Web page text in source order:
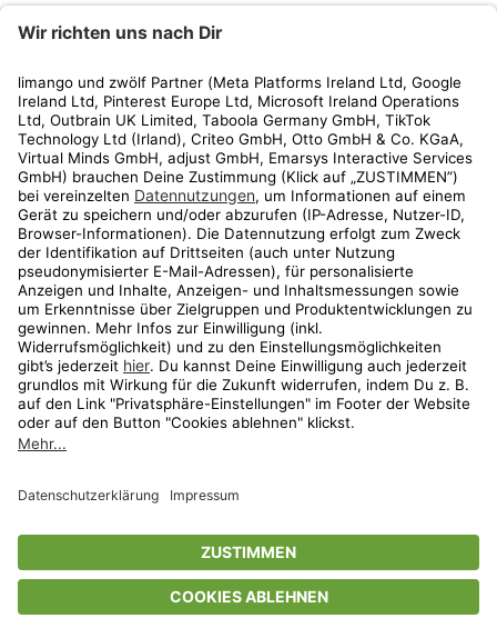
Kundenservice
Shop
Aktionen
Travel
* Streichpreise entsprechen der unverbindlichen Preisempfehlung des
Herstellers. Prozentangaben beziehen sich auf den Streichpreis.